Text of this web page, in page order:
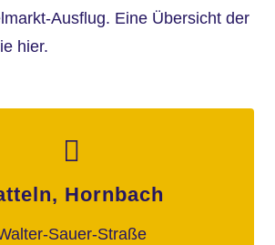
Ausflug. Eine Übersicht der
hier.
Hornbach
Sauer-Straße